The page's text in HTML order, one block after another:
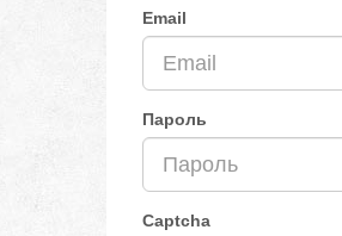
Email
Пароль
Captcha